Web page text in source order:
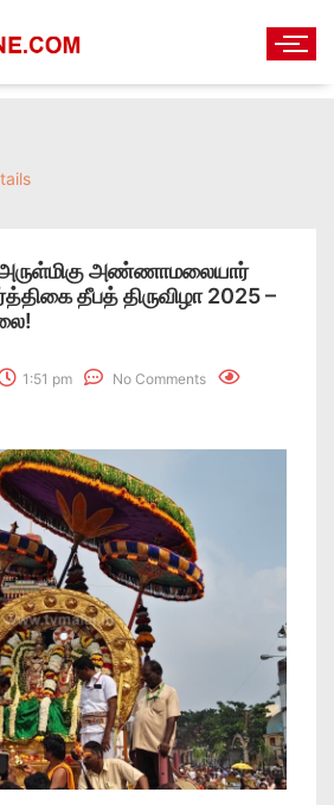
அண்ணாமலையார்
தீபத் திருவிழா 2025 –
1:51 pm No Comments